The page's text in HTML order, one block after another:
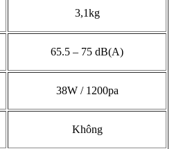
3,1kg
65.5 – 75 dB(A)
38W / 1200pa
Không